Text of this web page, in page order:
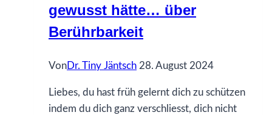
gewusst hätte… über
Berührbarkeit
VonDr. Tiny Jäntsch 28. August 2024
Liebes, du hast früh gelernt dich zu schützen
indem du dich ganz verschliesst, dich nicht